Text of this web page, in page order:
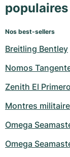
populaires
Nos best-sellers
Breitling Bentley
Nomos
Zenith El Primero
Montres
Omega
Omega